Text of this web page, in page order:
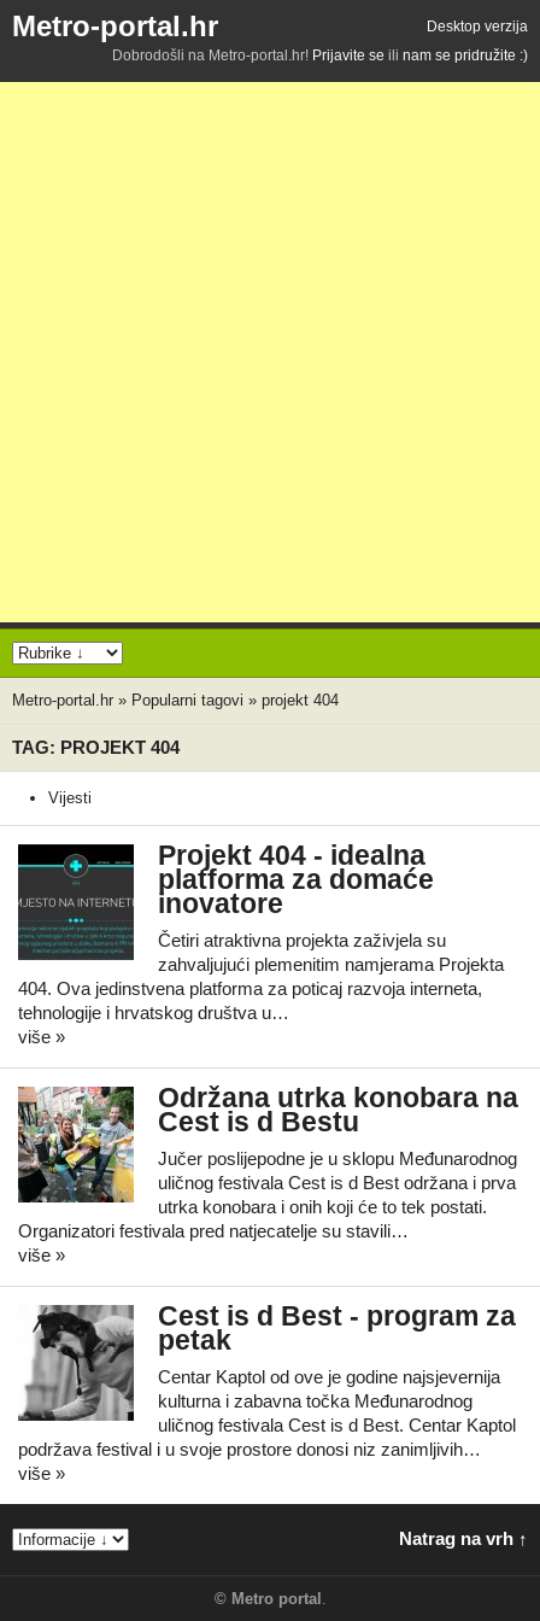
Metro-portal.hr
Desktop verzija
Dobrodošli na Metro-portal.hr! Prijavite se ili nam se pridružite :)
Metro-portal.hr » Popularni tagovi » projekt 404
TAG: PROJEKT 404
Vijesti
Projekt 404 - idealna
platforma za domaće
inovatore
Četiri atraktivna projekta zaživjela su
zahvaljujući plemenitim namjerama Projekta
404. Ova jedinstvena platforma za poticaj razvoja interneta,
tehnologije i hrvatskog društva u…
više »
Održana utrka konobara na
Cest is d Bestu
Jučer poslijepodne je u sklopu Međunarodnog
uličnog festivala Cest is d Best održana i prva
utrka konobara i onih koji će to tek postati.
Organizatori festivala pred natjecatelje su stavili…
više »
Cest is d Best - program za
petak
Centar Kaptol od ove je godine najsjevernija
kulturna i zabavna točka Međunarodnog
uličnog festivala Cest is d Best. Centar Kaptol
podržava festival i u svoje prostore donosi niz zanimljivih…
više »
Natrag na vrh ↑
© Metro portal .